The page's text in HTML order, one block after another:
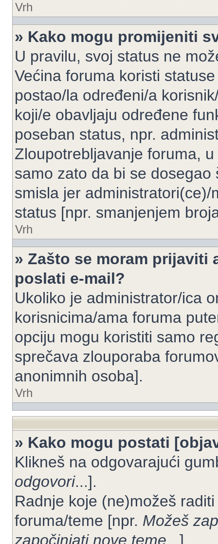
Vrh
» Kako mogu promijeniti
U pravilu, svoj status ne
Većina foruma koristi
postao/la određeni/a
koji/e obavljaju određene
poseban status, npr.
Zloupotrebljavanje foruma,
samo zato da bi se
smisla jer
status [npr. smanjenjem
Vrh
» Zašto se moram prijaviti
poslati e-mail?
Ukoliko je administrator/ica
korisnicima/ama foruma
opciju mogu koristiti samo
sprečava zlouporaba
anonimnih osoba].
Vrh
» Kako mogu postati
Klikneš na odgovarajući
odgovori...].
Radnje koje (ne)možeš
foruma/teme [npr. Možeš
započinjati nove teme ...].